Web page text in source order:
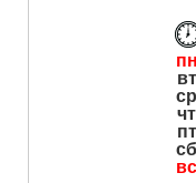
пн
вт
ср
чт
пт
сб
вс